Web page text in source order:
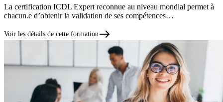
La certification ICDL Expert reconnue au niveau mondial permet à
chacun.e d’obtenir la validation de ses compétences…
Voir les détails de cette formation